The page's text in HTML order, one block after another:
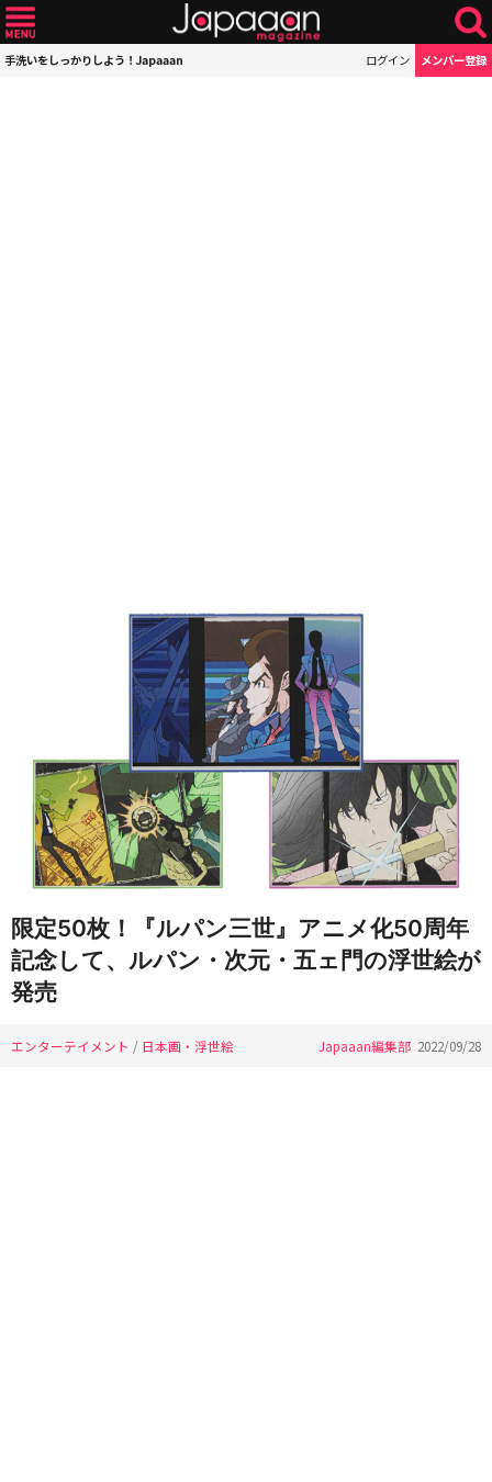
手洗いをしっかりしよう！Japaaan ログイン メンバー登録
限定50枚！『ルパン三世』アニメ化50周年
記念して、ルパン・次元・五ェ門の浮世絵が
発売
エンターテイメント / 日本画・浮世絵 Japaaan編集部 2022/09/28